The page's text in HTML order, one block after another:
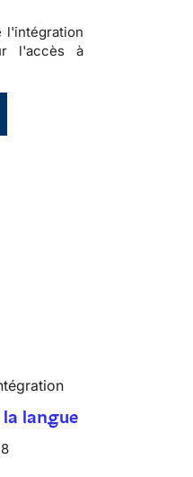
l'intégration
l'accès à
langue